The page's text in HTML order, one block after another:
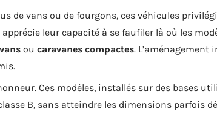
de vans ou de fourgons, ces véhicules
apprécie leur capacité à se faufiler là où les
ou caravanes compactes. L’aménagement
Ces modèles, installés sur des bases
B, sans atteindre les dimensions parfois